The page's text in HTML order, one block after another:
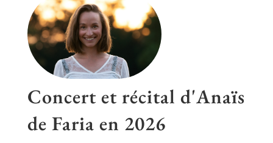
Concert et récital d'Anaïs
de Faria en 2026